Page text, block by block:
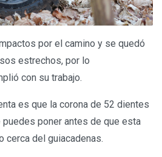
por el camino y se quedó
estrechos, por lo
con su trabajo.
es que la corona de 52 dientes
poner antes de que esta
cerca del guiacadenas.